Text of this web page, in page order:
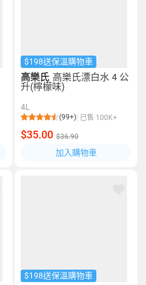
$198送保溫購物車
高樂氏 高樂氏漂白水 4 公
升(檸檬味)
4L
(99+) 已售 100K+
$35.00 $36.90
加入購物車
$198送保溫購物車